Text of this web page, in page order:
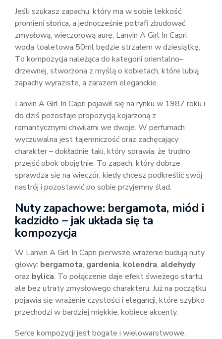
Jeśli szukasz zapachu, który ma w sobie lekkość
promieni słońca, a jednocześnie potrafi zbudować
zmysłową, wieczorową aurę, Lanvin A Girl In Capri
woda toaletowa 50ml będzie strzałem w dziesiątkę.
To kompozycja należąca do kategorii orientalno–
drzewnej, stworzona z myślą o kobietach, które lubią
zapachy wyraziste, a zarazem eleganckie.
Lanvin A Girl In Capri pojawił się na rynku w 1987 roku i
do dziś pozostaje propozycją kojarzoną z
romantycznymi chwilami we dwoje. W perfumach
wyczuwalna jest tajemniczość oraz zachęcający
charakter – dokładnie taki, który sprawia, że trudno
przejść obok obojętnie. To zapach, który dobrze
sprawdza się na wieczór, kiedy chcesz podkreślić swój
nastrój i pozostawić po sobie przyjemny ślad.
Nuty zapachowe: bergamota, miód i
kadzidło – jak układa się ta
kompozycja
W Lanvin A Girl In Capri pierwsze wrażenie budują nuty
głowy: bergamota, gardenia, kolendra, aldehydy
oraz bylica. To połączenie daje efekt świeżego startu,
ale bez utraty zmysłowego charakteru. Już na początku
pojawia się wrażenie czystości i elegancji, które szybko
przechodzi w bardziej miękkie, kobiece akcenty.
Serce kompozycji jest bogate i wielowarstwowe.